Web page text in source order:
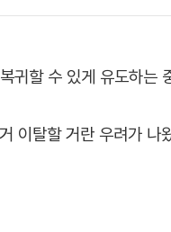
귀할 수 있게 유도하는
이탈할 거란 우려가